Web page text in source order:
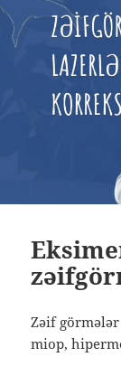
Zəif
miop,